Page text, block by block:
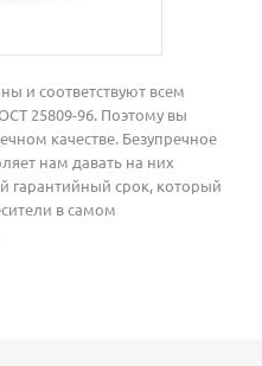
и соответствуют всем
25809-96. Поэтому вы
качестве. Безупречное
нам давать на них
гарантийный срок, который
в самом